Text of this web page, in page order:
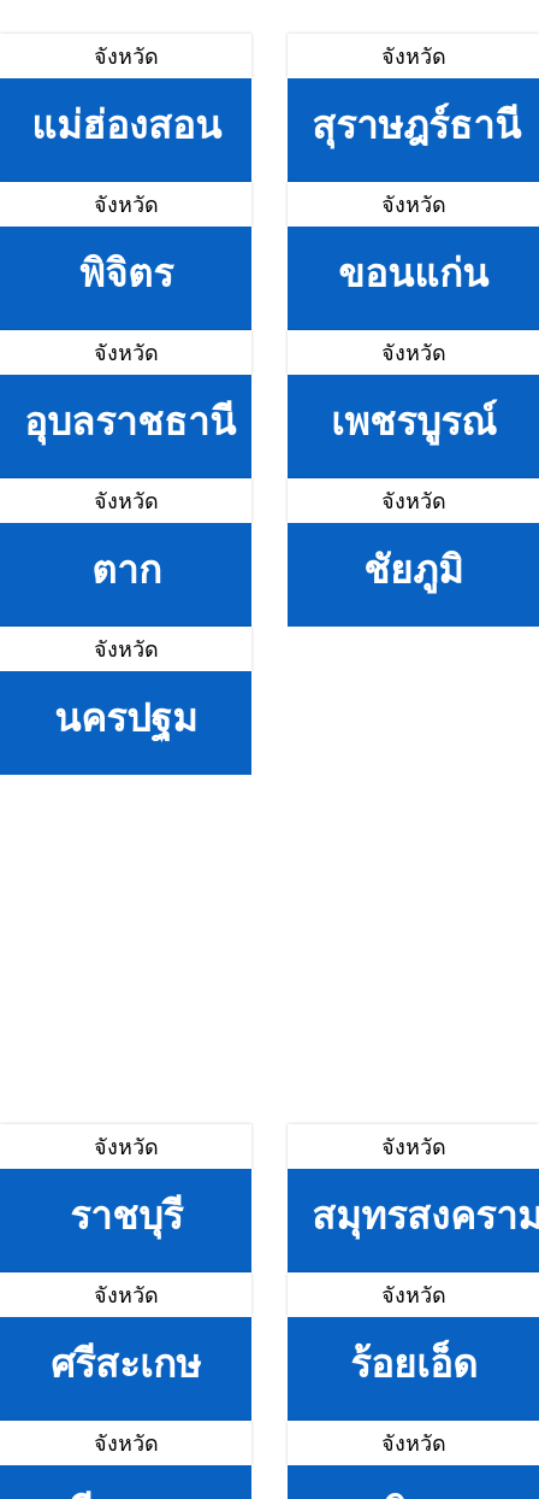
จังหวัด
แม่ฮ่องสอน
จังหวัด
สุราษฎร์ธานี
จังหวัด
พิจิตร
จังหวัด
ขอนแก่น
จังหวัด
อุบลราชธานี
จังหวัด
เพชรบูรณ์
จังหวัด
ตาก
จังหวัด
ชัยภูมิ
จังหวัด
นครปฐม
จังหวัด
ราชบุรี
จังหวัด
สมุทรสงครา
จังหวัด
ศรีสะเกษ
จังหวัด
ร้อยเอ็ด
จังหวัด จังหวัด